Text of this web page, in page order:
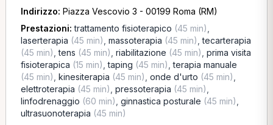
Indirizzo: Piazza Vescovio 3 - 00199 Roma (RM)
Prestazioni:trattamento fisioterapico (45 min)
laserterapia (45 min) massoterapia (45 min) ,tecarterapia
(45 min) ,tens (45 min) riabilitazione (45 min) prima visita
fisioterapica (15 min) ,taping (45 min) ,terapia manuale
(45 min) kinesiterapia (45 min) onde d'urto (45 min)
elettroterapia (45 min) pressoterapia (45 min)
linfodrenaggio (60 min) ginnastica posturale (45 min)
ultrasuonoterapia (45 min)